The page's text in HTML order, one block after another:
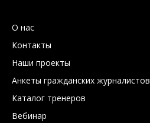
О нас
Контакты
Наши проекты
Анкеты гражданских журналистов
Каталог тренеров
Вебинар